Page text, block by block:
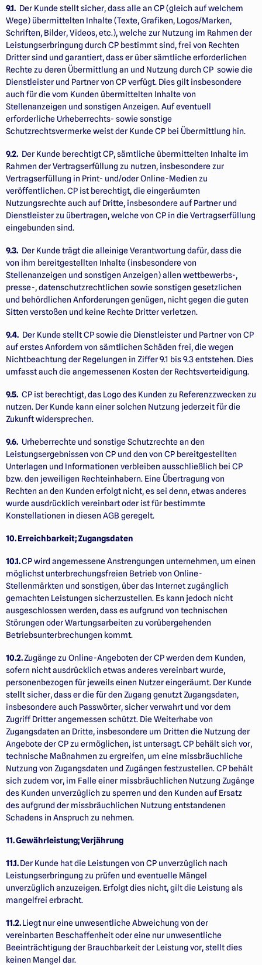
9.1. Der Kunde stellt sicher, dass alle an CP (gleich auf welchem
Wege) übermittelten Inhalte (Texte, Grafiken, Logos/Marken,
Schriften, Bilder, Videos, etc.), welche zur Nutzung im Rahmen der
Leistungserbringung durch CP bestimmt sind, frei von Rechten
Dritter sind und garantiert, dass er über sämtliche erforderlichen
Rechte zu deren Übermittlung an und Nutzung durch CP sowie die
Dienstleister und Partner von CP verfügt. Dies gilt insbesondere
auch für die vom Kunden übermittelten Inhalte von
Stellenanzeigen und sonstigen Anzeigen. Auf eventuell
erforderliche Urheberrechts- sowie sonstige
Schutzrechtsvermerke weist der Kunde CP bei Übermittlung hin.
9.2. Der Kunde berechtigt CP, sämtliche übermittelten Inhalte im
Rahmen der Vertragserfüllung zu nutzen, insbesondere zur
Vertragserfüllung in Print- und/oder Online-Medien zu
veröffentlichen. CP ist berechtigt, die eingeräumten
Nutzungsrechte auch auf Dritte, insbesondere auf Partner und
Dienstleister zu übertragen, welche von CP in die Vertragserfüllung
eingebunden sind.
9.3. Der Kunde trägt die alleinige Verantwortung dafür, dass die
von ihm bereitgestellten Inhalte (insbesondere von
Stellenanzeigen und sonstigen Anzeigen) allen wettbewerbs-,
presse-, datenschutzrechtlichen sowie sonstigen gesetzlichen
und behördlichen Anforder­ungen genügen, nicht gegen die guten
Sitten verstoßen und keine Rechte Dritter verletzen.
9.4. Der Kunde stellt CP sowie die Dienstleister und Partner von CP
auf erstes Anfordern von sämtlichen Schäden frei, die wegen
Nichtbeachtung der Regelungen in Ziffer 9.1 bis 9.3 entstehen. Dies
umfasst auch die angemessenen Kosten der Rechtsverteidigung.
9.5. CP ist berechtigt, das Logo des Kunden zu Referenzzwecken zu
nutzen. Der Kunde kann einer solchen Nutzung jederzeit für die
Zukunft widersprechen.
9.6. Urheberrechte und sonstige Schutz­rechte an den
Leistungsergebnissen von CP und den von CP bereitgestellten
Unterlagen und Informationen verbleiben ausschließlich bei CP
bzw. den jeweiligen Rechteinhabern. Eine Übertragung von
Rechten an den Kunden erfolgt nicht, es sei denn, etwas anderes
wurde ausdrücklich vereinbart oder ist für bestimmte
Konstellationen in diesen AGB geregelt.
10. Erreichbarkeit; Zugangsdaten
10.1.CP wird angemessene Anstrengungen unternehmen, um einen
möglichst unterbrechungsfreien Betrieb von Online-
Stellenmärkten und sonstigen, über das Internet zugänglich
gemachten Leistungen sicherzustellen. Es kann jedoch nicht
ausgeschlossen werden, dass es aufgrund von technischen
Störungen oder Wartungsarbeiten zu vorübergehenden
Betriebsunterbrechungen kommt.
10.2.Zugänge zu Online-Angeboten der CP werden dem Kunden,
sofern nicht ausdrücklich etwas anderes vereinbart wurde,
personenbezogen für jeweils einen Nutzer eingeräumt. Der Kunde
stellt sicher, dass er die für den Zugang genutzt Zugangsdaten,
insbesondere auch Passwörter, sicher verwahrt und vor dem
Zugriff Dritter angemessen schützt. Die Weiterhabe von
Zugangsdaten an Dritte, insbesondere um Dritten die Nutzung der
Angebote der CP zu ermöglichen, ist untersagt. CP behält sich vor,
technische Maßnahmen zu ergreifen, um eine missbräuchliche
Nutzung von Zugangsdaten und Zugängen festzustellen. CP behält
sich zudem vor, im Falle einer missbräuchlichen Nutzung Zugänge
des Kunden unverzüglich zu sperren und den Kunden auf Ersatz
des aufgrund der missbräuchlichen Nutzung entstandenen
Schadens in Anspruch zu nehmen.
11. Gewährleistung; Verjährung
11.1.Der Kunde hat die Leistungen von CP unverzüglich nach
Leistungserbringung zu prüfen und eventuelle Mängel
unverzüglich anzuzeigen. Erfolgt dies nicht, gilt die Leistung als
mangelfrei erbracht.
11.2.Liegt nur eine unwesentliche Abweichung von der
vereinbarten Beschaffenheit oder eine nur unwesentliche
Beeinträchtigung der Brauchbarkeit der Leistung vor, stellt dies
keinen Mangel dar.